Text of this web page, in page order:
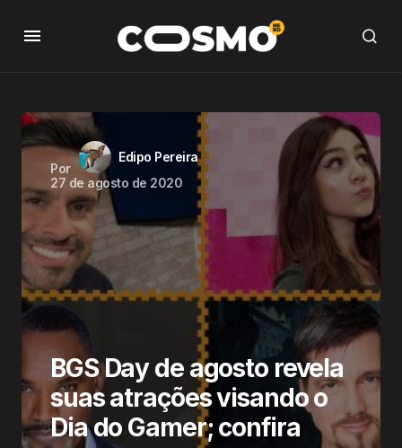
Por
Edipo Pereira
27 de agosto de 2020
BGS Day de agosto revela
suas atrações visando o
Dia do Gamer; confira